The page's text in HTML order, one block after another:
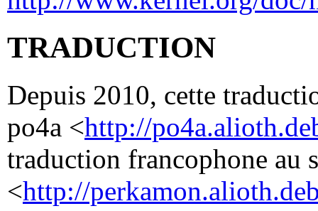
TRADUCTION
Depuis 2010, cette
po4a <http://
traduction francophone au
<http://